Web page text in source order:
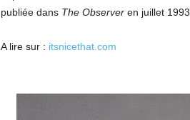
publiée dans The Observeren juillet
A lire sur : itsnicethat.com